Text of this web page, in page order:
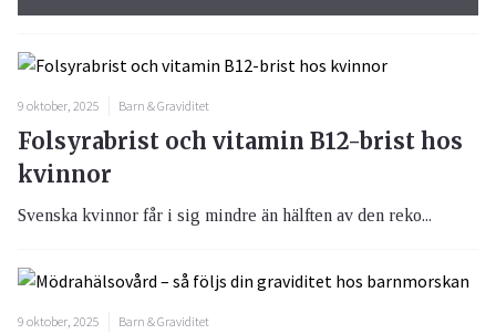
9 oktober, 2025 Barn & Graviditet
Folsyrabrist och vitamin B12-brist hos
kvinnor
Svenska kvinnor får i sig mindre än hälften av den reko...
9 oktober, 2025 Barn & Graviditet